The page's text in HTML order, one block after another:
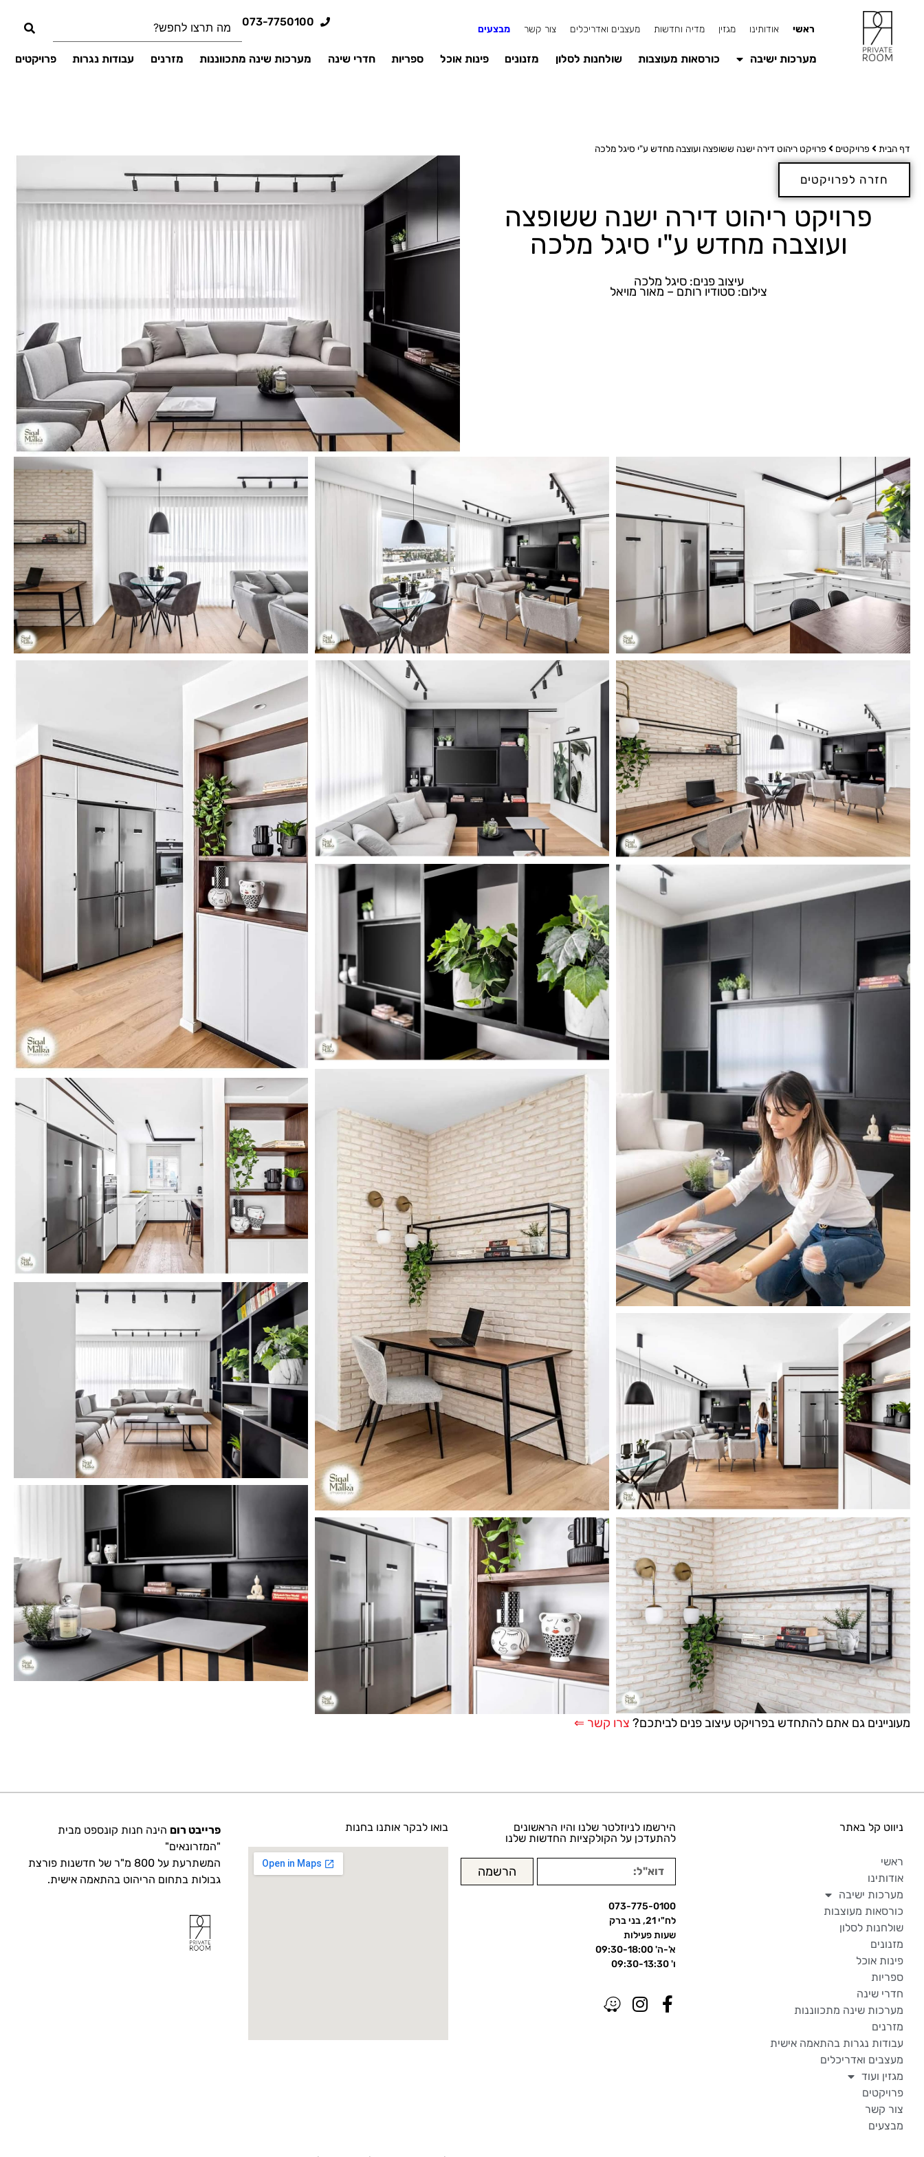
ראשי אודותינו מגזין מדיה וחדשות מעצבים ואדריכלים צור קשר מבצעים
073-7750100
מערכות ישיבה כורסאות מעוצבות שולחנות לסלון מזנונים פינות אוכל ספריות חדרי שינה מערכות שינה מתכווננות מזרנים עבודות נגרות פרויקטים
דף הבית פרויקטים פרויקט ריהוט דירה ישנה ששופצה ועוצבה מחדש ע"י סיגל מלכה
חזרה לפרויקטים
פרויקט ריהוט דירה ישנה ששופצה
ועוצבה מחדש ע"י סיגל מלכה
עיצוב פנים: סיגל מלכה
צילום: סטודיו רותם – מאור מויאל
מעוניינים גם אתם להתחדש בפרויקט עיצוב פנים לביתכם? צרו קשר ⇐
ניווט קל באתר
ראשי
אודותינו
מערכות ישיבה
כורסאות מעוצבות
שולחנות לסלון
מזנונים
פינות אוכל
ספריות
חדרי שינה
מערכות שינה מתכווננות
מזרנים
עבודות נגרות בהתאמה אישית
מעצבים ואדריכלים
מגזין ועוד
פרויקטים
צור קשר
מבצעים
הירשמו לניוזלטר שלנו והיו הראשונים
להתעדכן על הקולקציות החדשות שלנו
הרשמה
073-775-0100
לח"י 21, בני ברק
שעות פעילות
א'-ה' 09:30-18:00
ו' 09:30-13:30
בואו לבקר אותנו בחנות פרייבט רום הינה חנות קונספט מבית
"המזרונאים"
המשתרעת על 800 מ"ר של חדשנות פורצת
גבולות בתחום הריהוט בהתאמה אישית.